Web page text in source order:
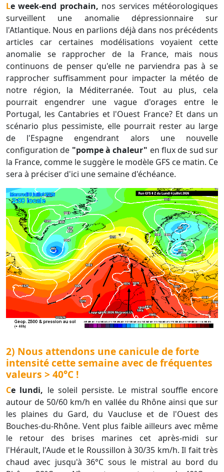
Le week-end prochain, nos services météorologiques
surveillent une anomalie dépressionnaire sur
l'Atlantique. Nous en parlions déjà dans nos précédents
articles car certaines modélisations voyaient cette
anomalie se rapprocher de la France, mais nous
continuons de penser qu'elle ne parviendra pas à se
rapprocher suffisamment pour impacter la météo de
notre région, la Méditerranée. Tout au plus, cela
pourrait engendrer une vague d'orages entre le
Portugal, les Cantabries et l'Ouest France? Et dans un
scénario plus pessimiste, elle pourrait rester au large
de l'Espagne engendrant alors une nouvelle
configuration de "pompe à chaleur" en flux de sud sur
la France, comme le suggère le modèle GFS ce matin. Ce
sera à préciser d'ici une semaine d'échéance.
2) Nous attendons une canicule de forte
intensité cette semaine avec de fréquentes
valeurs > 40°C !
Ce lundi, le soleil persiste. Le mistral souffle encore
autour de 50/60 km/h en vallée du Rhône ainsi que sur
les plaines du Gard, du Vaucluse et de l'Ouest des
Bouches-du-Rhône. Vent plus faible ailleurs avec même
le retour des brises marines cet après-midi sur
l'Hérault, l'Aude et le Roussillon à 30/35 km/h. Il fait très
chaud avec jusqu'à 36°C sous le mistral au bord du